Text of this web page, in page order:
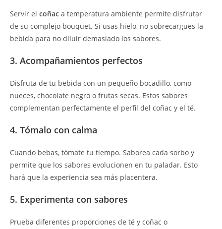
Servir el coñac a temperatura ambiente permite disfrutar
de su complejo bouquet. Si usas hielo, no sobrecargues la
bebida para no diluir demasiado los sabores.
3. Acompañamientos perfectos
Disfruta de tu bebida con un pequeño bocadillo, como
nueces, chocolate negro o frutas secas. Estos sabores
complementan perfectamente el perfil del coñac y el té.
4. Tómalo con calma
Cuando bebas, tómate tu tiempo. Saborea cada sorbo y
permite que los sabores evolucionen en tu paladar. Esto
hará que la experiencia sea más placentera.
5. Experimenta con sabores
Prueba diferentes proporciones de té y coñac o